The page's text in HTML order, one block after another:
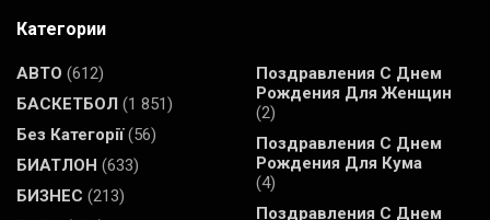
Категории
АВТО (612)
БАСКЕТБОЛ (1 851)
Без Категорії(56)
БИАТЛОН (633)
БИЗНЕС (213)
Поздравления С Днем
Рождения Для Женщин
(2)
Поздравления С Днем
Рождения Для Кума
(4)
Поздравления С Днем